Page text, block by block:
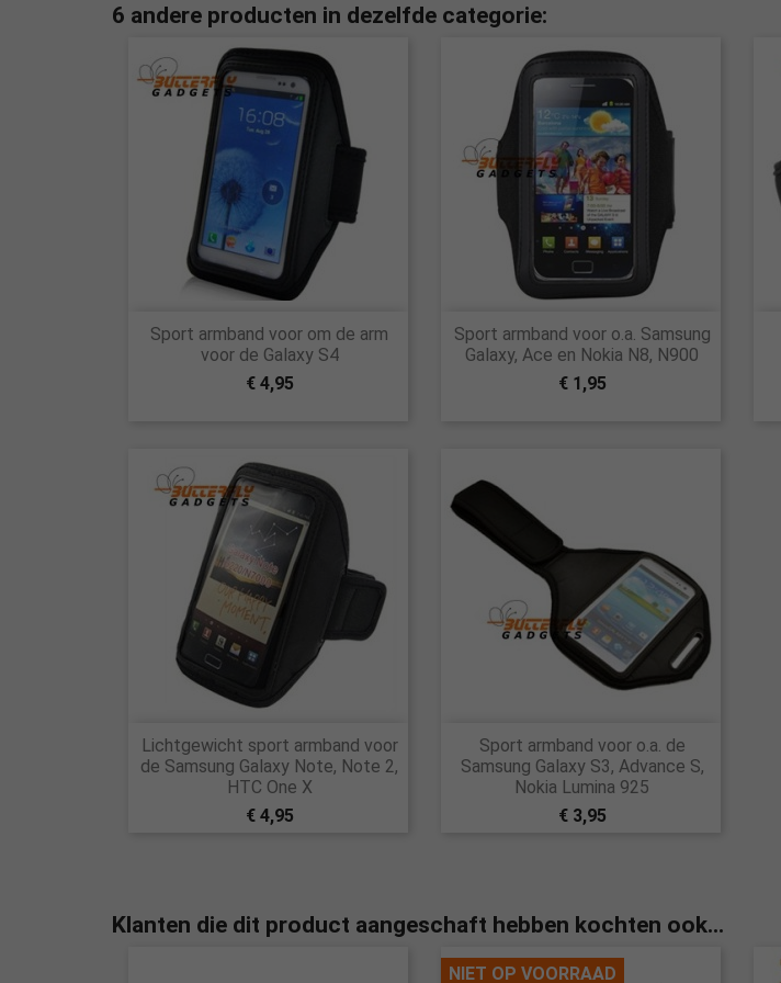
6 andere producten in dezelfde categorie:
Snel bekijken
Sport armband voor om de arm
voor de Galaxy S4
€ 4,95
Snel bekijken
Sport armband voor o.a. Samsung
Galaxy, Ace en Nokia N8, N900
€ 1,95
Snel bekijken
Lichtgewicht sport armband voor
de Samsung Galaxy Note, Note 2,
HTC One X
€ 4,95
Snel bekijken
Sport armband voor o.a. de
Samsung Galaxy S3, Advance S,
Nokia Lumina 925
€ 3,95
Klanten die dit product aangeschaft hebben kochten ook...
NIET OP VOORRAAD